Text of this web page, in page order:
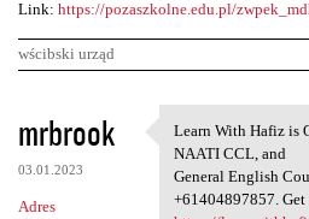
Link: https://pozaszkolne.edu.pl/
wścibski urząd
K
o
m
mrbrook
03.01.2023
Adres
Learn With Hafiz
Learn With Hafiz is
NAATI CCL, and
General English
+61404897857. Get